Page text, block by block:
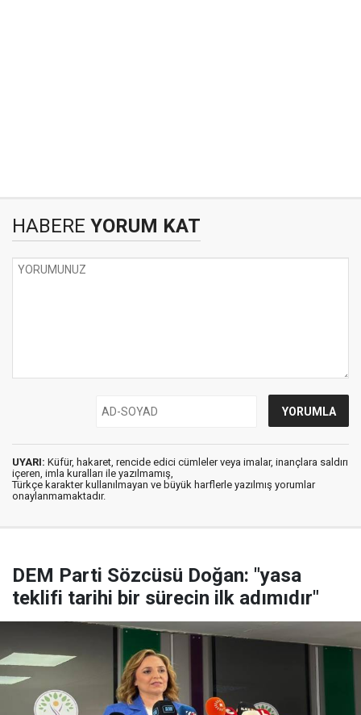
HABERE YORUM KAT
UYARI: Küfür, hakaret, rencide edici cümleler veya imalar, inançlara saldırı
içeren, imla kuralları ile yazılmamış,
Türkçe karakter kullanılmayan ve büyük harflerle yazılmış yorumlar
onaylanmamaktadır.
DEM Parti Sözcüsü Doğan: "yasa
teklifi tarihi bir sürecin ilk adımıdır"